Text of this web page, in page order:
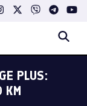
PLUS:
КМ